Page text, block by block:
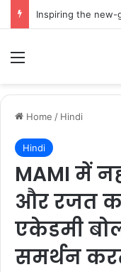
Home / Hindi
Hindi
MAMI में
और रजत
एकेडमी
समर्थन